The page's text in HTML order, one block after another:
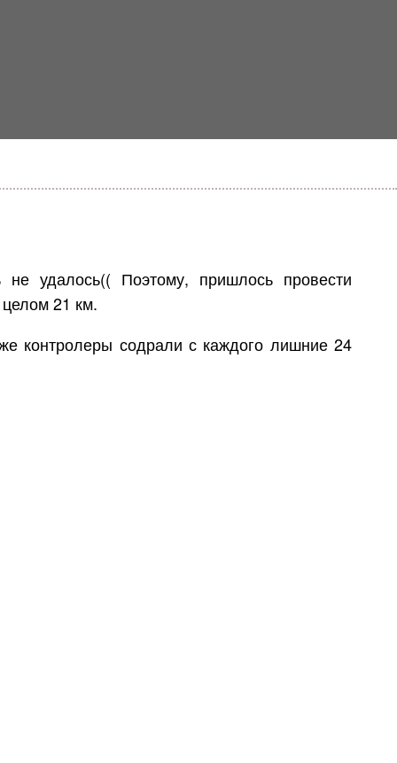
удалось(( Поэтому, пришлось провести
21 км.
контролеры содрали с каждого лишние 24